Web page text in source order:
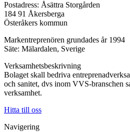
Postadress: Åsättra Storgården
184 91 Åkersberga
Österåkers kommun
Markentreprenören grundades år 1994
Säte: Mälardalen, Sverige
Verksamhetsbeskrivning
Bolaget skall bedriva
och sanitet, dvs inom VVS-branschen
verksamhet.
Hitta till oss
Navigering